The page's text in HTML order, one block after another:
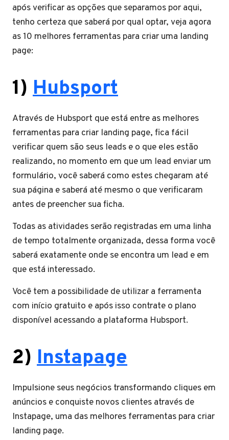
após verificar as opções que separamos por aqui,
tenho certeza que saberá por qual optar, veja agora
as 10 melhores ferramentas para criar uma landing
page:
1) Hubsport
Através de Hubsport que está entre as melhores
ferramentas para criar landing page, fica fácil
verificar quem são seus leads e o que eles estão
realizando, no momento em que um lead enviar um
formulário, você saberá como estes chegaram até
sua página e saberá até mesmo o que verificaram
antes de preencher sua ficha.
Todas as atividades serão registradas em uma linha
de tempo totalmente organizada, dessa forma você
saberá exatamente onde se encontra um lead e em
que está interessado.
Você tem a possibilidade de utilizar a ferramenta
com início gratuito e após isso contrate o plano
disponível acessando a plataforma Hubsport.
2) Instapage
Impulsione seus negócios transformando cliques em
anúncios e conquiste novos clientes através de
Instapage, uma das melhores ferramentas para criar
landing page.